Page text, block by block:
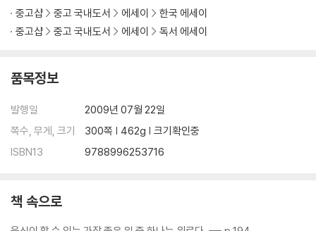
Part 02 음식이 할 수 있는 가장 좋은 일
위로받고 싶은 모든 이를 위한 그곳
찰스 디킨스, 『크리스마스 캐럴』
무라카미 하루키, 『그러나 즐겁게 살고 싶다』
한잔 술로 모두 잊어버려요
에리히 레마르크, 『개선문』
중고샵
중고 국내도서 에세이
한국 에세이
중고샵
중고 국내도서 에세이 독서 에세이
품목정보
발행일
2009년 07월 22일
쪽수, 무게, 크기
300쪽 | 462g | 크기확인중
ISBN13
9788996253716
책 속으로